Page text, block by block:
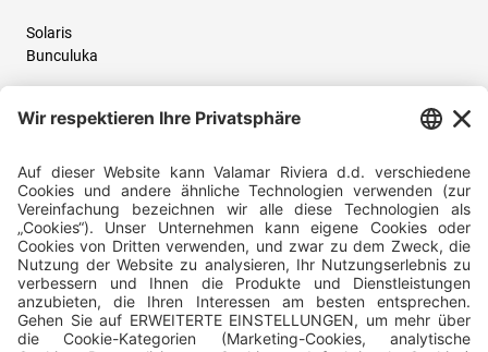
Solaris
Bunculuka
Folgen Sie uns und teilen Sie Ihr Urlaubserlebnis mit uns!